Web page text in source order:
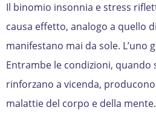
Il binomio insonnia e stress
causa effetto, analogo a quello
manifestano mai da sole. L’uno
Entrambe le condizioni, quando
rinforzano a vicenda,
malattie del corpo e della mente.